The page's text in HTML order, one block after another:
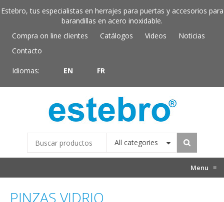
Estebro, tus especialistas en herrajes para puertas y accesorios para
barandillas en acero inoxidable.
Compra on line clientes
Catálogos Videos
Noticias
Contacto
Idiomas: EN FR
All categories
Menu ≡
PINZAS VIDRIO